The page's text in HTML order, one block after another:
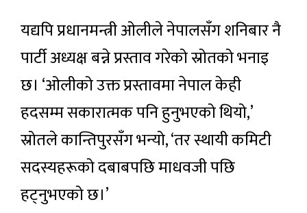
यद्यपि प्रधानमन्त्री ओलीले नेपालसँग शनिबार नै
पार्टी अध्यक्ष बन्ने प्रस्ताव गरेको स्रोतको भनाइ
छ। ‘ओलीको उक्त प्रस्तावमा नेपाल केही
हदसम्म सकारात्मक पनि हुनुभएको थियो,’
स्रोतले कान्तिपुरसँग भन्यो, ‘तर स्थायी कमिटी
सदस्यहरूको दबाबपछि माधवजी पछि
हट्नुभएको छ।’